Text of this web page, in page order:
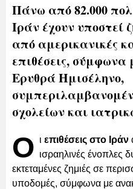
Πάνω από 82.000
Ιράν έχουν υποστεί
από αμερικανικές
επιθέσεις, σύμφωνα
Ερυθρά Ημισέληνο,
σχολείων και
Ο ι επιθέσεις στο Ιράν
ισραηλινές ένοπλες
εκτεταμένες ζημιές σε
υποδομές, σύμφωνα με